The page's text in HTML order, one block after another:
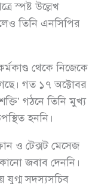
স্পষ্ট উল্লেখ
তিনি এনসিপির
থেকে নিজেকে
গত ১৭ অক্টোবর
গঠনে তিনি মুখ্য
হননি।
ও টেক্সট মেসেজ
জবাব দেননি।
যুগ্ম সদস্যসচিব